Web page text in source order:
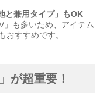
と兼用タイプ」もOK
」も多いため、アイテム
おすすめです。
が超重要！